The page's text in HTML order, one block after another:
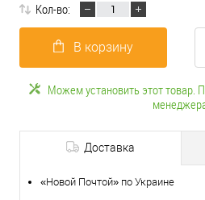
Кол-во:
В корзину
Можем установить этот товар.
Доставка
«Новой Почтой» по Украине